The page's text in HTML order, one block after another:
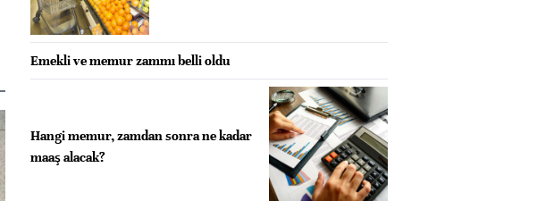
Emekli ve memur zammı belli oldu
Hangi memur, zamdan sonra ne kadar
maaş alacak?